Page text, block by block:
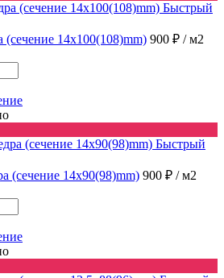
Быстрый
(сечение 14x100(108)mm) 900 ₽ / м2
Быстрый
(сечение 14x90(98)mm) 900 ₽ / м2